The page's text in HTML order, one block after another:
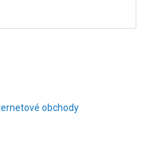
obchody